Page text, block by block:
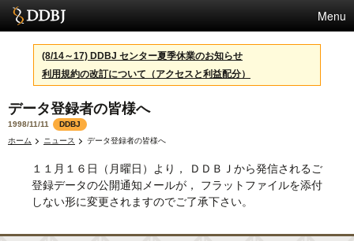
Menu
サービス
スパコン
統計
活動
センターについて
利用規約
(8/14～17) DDBJ センター夏季休業のお知らせ
利用規約の改訂について（アクセスと利益配分）
データ登録者の皆様へ
1998/11/11
DDBJ
ホーム
ニュース データ登録者の皆様へ
１１月１６日（月曜日）より， ＤＤＢＪから発信されるご
登録データの公開通知メールが， フラットファイルを添付
しない形に変更されますのでご了承下さい。